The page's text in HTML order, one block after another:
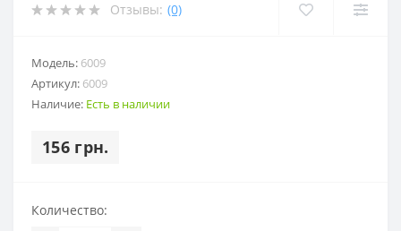
Отзывы: (0)
Модель: 6009
Артикул: 6009
Наличие: Есть в наличии
156 грн.
Количество: